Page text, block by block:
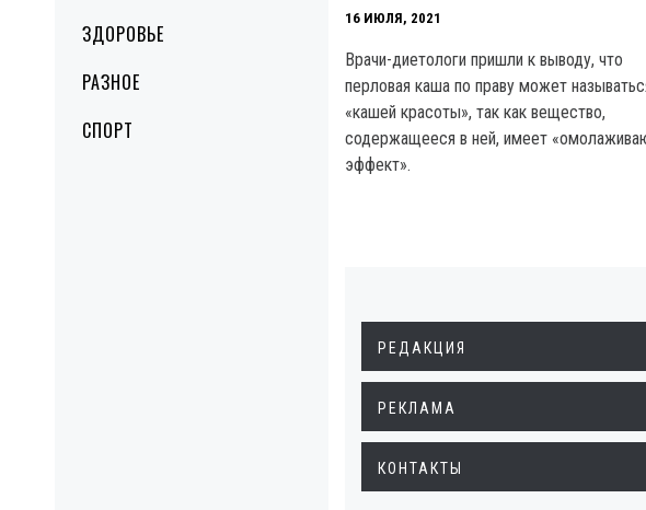
ЗДОРОВЬЕ
РАЗНОЕ
СПОРТ
16 ИЮЛЯ, 2021
Врачи-диетологи пришли к выводу, что
перловая каша по праву может
«кашей красоты», так как вещество,
содержащееся в ней, имеет
эффект».
РЕДАКЦИЯ
РЕКЛАМА
КОНТАКТЫ